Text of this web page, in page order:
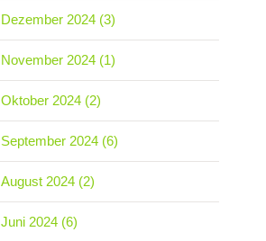
Dezember 2024 (3)
November 2024 (1)
Oktober 2024 (2)
September 2024 (6)
August 2024 (2)
Juni 2024 (6)